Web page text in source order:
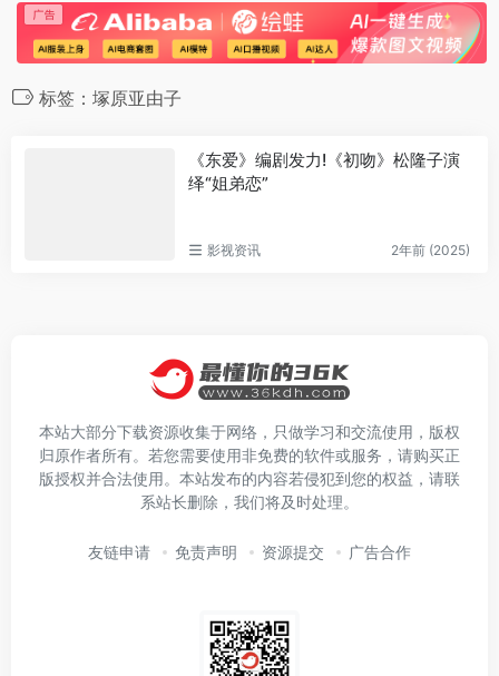
标签：塚原亚由子
《东爱》编剧发力!《初吻》松隆子演
绎“姐弟恋”
影视资讯 2年前 (2025)
本站大部分下载资源收集于网络，只做学习和交流使用，版权
归原作者所有。若您需要使用非免费的软件或服务，请购买正
版授权并合法使用。本站发布的内容若侵犯到您的权益，请联
系站长删除，我们将及时处理。
友链申请 免责声明 资源提交 广告合作